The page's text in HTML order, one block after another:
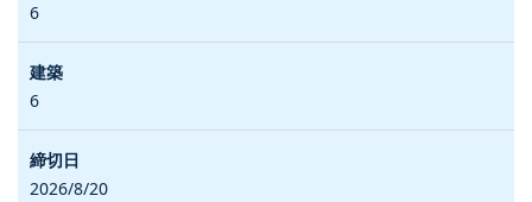
6
6
2026/8/20